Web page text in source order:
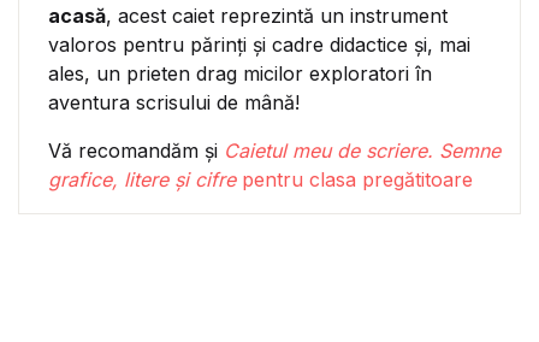
acasă, acest caiet reprezintă un instrument
valoros pentru părinți și cadre didactice și, mai
ales, un prieten drag micilor exploratori în
aventura scrisului de mână!
Vă recomandăm și Caietul meu de scriere. Semne
grafice, litere și cifrepentru clasa pregătitoare